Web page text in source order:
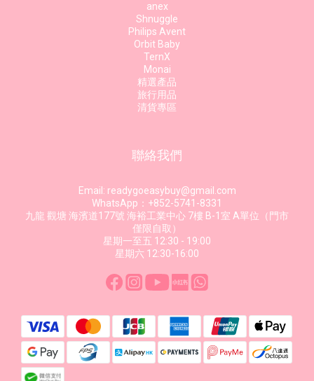
anex
Shnuggle
Philips Avent
Orbit Baby
TernX
Monai
精選產品
旅行用品
清貨專區
聯絡我們
Email: readygoeasybuy@gmail.com
WhatsApp：+852-5741-8331
九龍 觀塘 海濱道177號 海裕工業中心 7樓 B-1室 A單位（門市
僅限自取）
星期一至五 12:30 - 19:00
星期六 12:30-16:00